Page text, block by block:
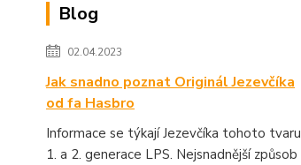
Blog
02.04.2023
Jak snadno poznat Originál Jezevčíka
od fa Hasbro
Informace se týkají Jezevčíka tohoto tvaru
1. a 2. generace LPS. Nejsnadnější způsob